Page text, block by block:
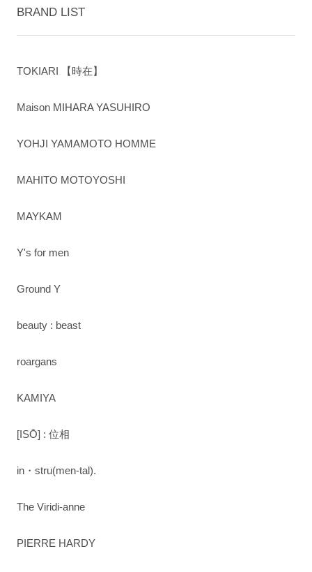
BRAND LIST
TOKIARI 【時在】
Maison MIHARA YASUHIRO
YOHJI YAMAMOTO HOMME
MAHITO MOTOYOSHI
MAYKAM
Y's for men
Ground Y
beauty : beast
roargans
KAMIYA
[ISŌ] : 位相
in・stru(men-tal).
The Viridi-anne
PIERRE HARDY